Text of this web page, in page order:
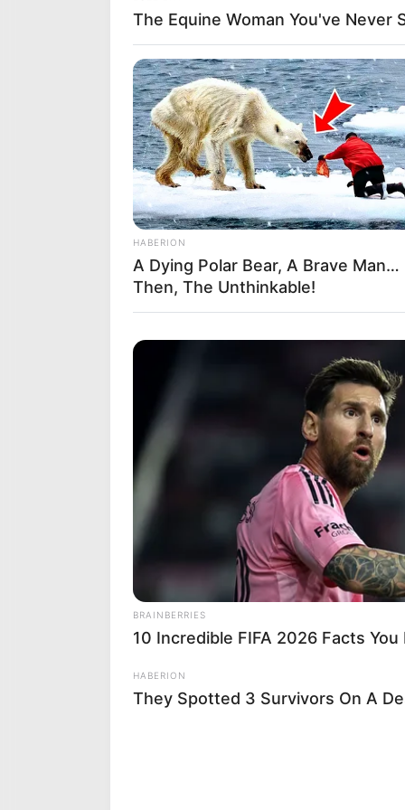
Pronostic Quinté soft une
chevaux
3 ASTROLOGER
4 JUMPANJIVE
14 LA HORRA
8 VOL D’ARGENT
1 ELEKTRIX
Partagez
Le pronostic quinté
14 LA HORRA
10 LA VIE DE REVE
En cas de non-partant ou pour un
2 DSCHINGIS TOKEN
5 LANDAIS
Retrouvez chaque jour«
PRIX GUILLAUME DE
ENTRE JEUNES SAUTEURS
Le Quinté+ de ce mardi à Auteuil
prêts à en découdre sur les 3600
promet une belle sélection
protagonistes en quatre catégories
The Equine Woman You've Never
HABERION
A Dying Polar Bear, A Brave Man…
Then, The Unthinkable!
BRAINBERRIES
10 Incredible FIFA 2026 Facts
HABERION
They Spotted 3 Survivors On A